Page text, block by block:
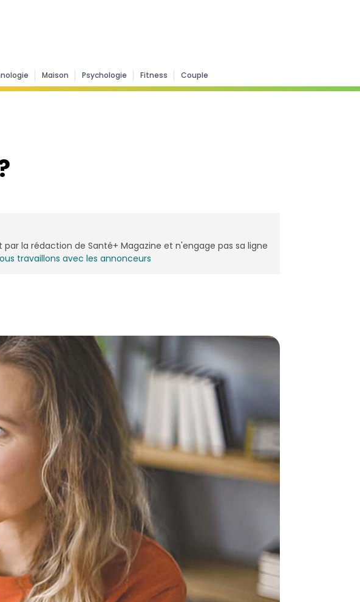
Maison Psychologie Fitness Couple
la rédaction de Santé+ Magazine et n'engage pas sa ligne
travaillons avec les annonceurs